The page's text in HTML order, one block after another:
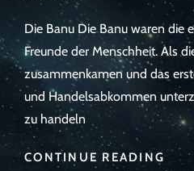
Die Banu Die Banu waren die
Freunde der Menschheit. Als
zusammenkamen und das
und Handelsabkommen
zu handeln
CONTINUE READING